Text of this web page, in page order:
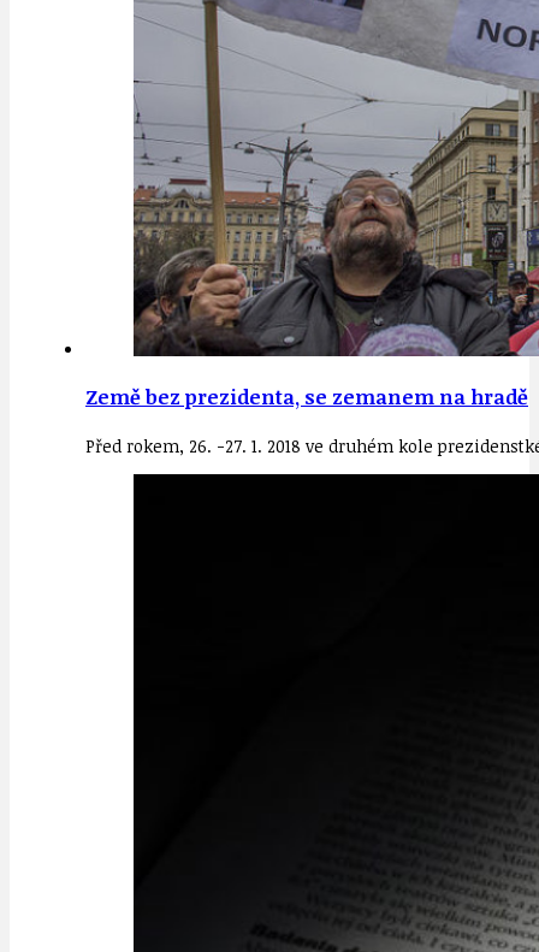
Země bez prezidenta, se zemanem na hradě
Před rokem, 26. -27. 1. 2018 ve druhém kole